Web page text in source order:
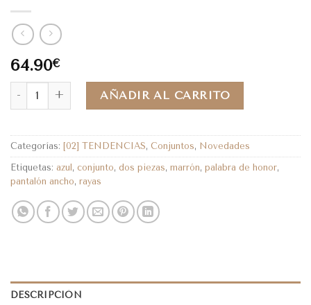
64.90€
AÑADIR AL CARRITO
Categorías: [02] TENDENCIAS, Conjuntos, Novedades
Etiquetas: azul, conjunto, dos piezas, marrón, palabra de honor,
pantalón ancho, rayas
DESCRIPCIÓN